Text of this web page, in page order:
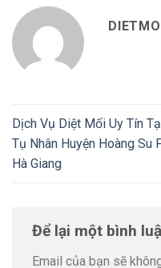
Dịch Vụ Diệt Mối Uy Tín
Tụ Nhân Huyện Hoàng Su
Hà Giang
Để lại một bình
Email của bạn sẽ